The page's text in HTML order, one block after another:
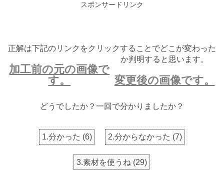
スポンサードリンク
正解は下記のリンクをクリックすることでどこが変わった
か判明すると思います。
加工前の元の画像で
す。
変更後の画像です。
どうでしたか？一回で分かりましたか？
1.分かった (6) 2.分からなかった (7)
3.素材を使うね (29)